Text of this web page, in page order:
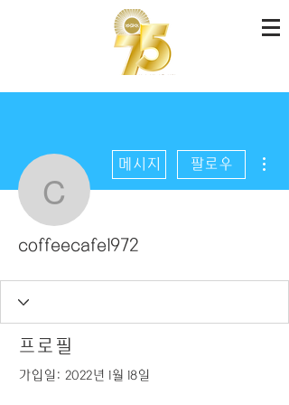
coffeecafe1972
메시지 팔로우
coffeecafe1972
프로필
가입일: 2022년 1월 18일